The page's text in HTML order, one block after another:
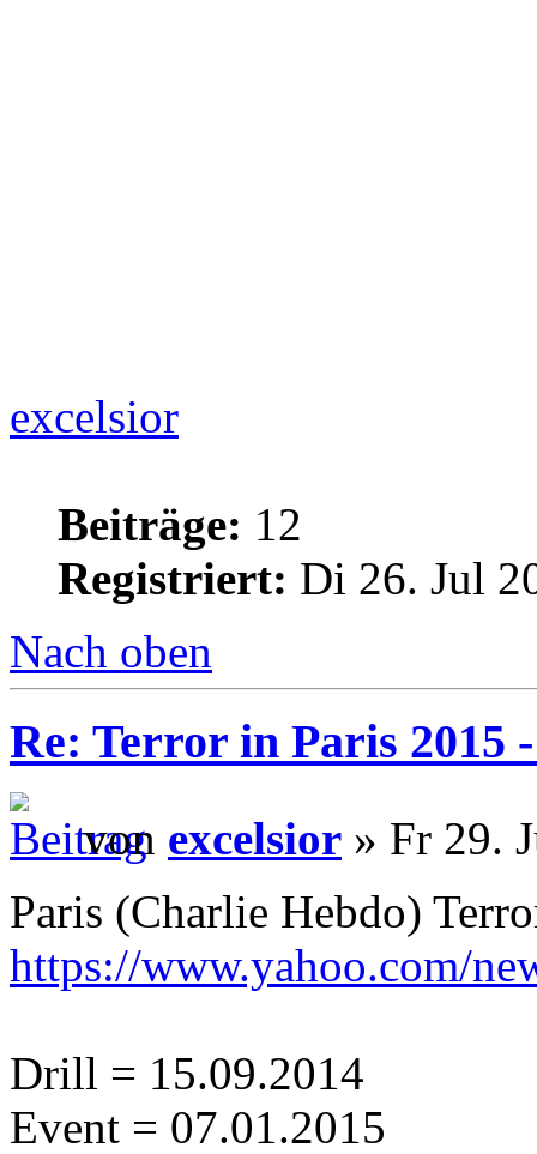
excelsior
Beiträge: 12
Registriert: Di 26. Jul
Nach oben
Re: Terror in Paris 2015
von excelsior » Fr 29.
Paris (Charlie Hebdo)
https://www.yahoo.com/
Drill = 15.09.2014
Event = 07.01.2015